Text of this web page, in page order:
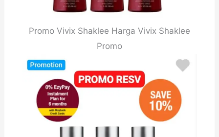
Promo Vivix Shaklee Harga Vivix Shaklee
Promo